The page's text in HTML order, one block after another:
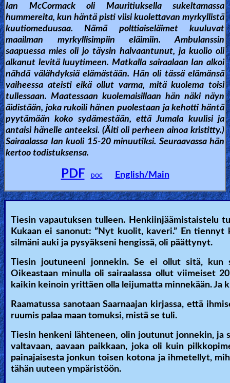
🎞
Godly
Movies
🎞
CBN
Videos
🎞
Kids
🎞
Worship
Music
Vids
for
New
Believers
Heaven
Ian McCormack oli Mauritiuksella sukeltamassa
hummereita, kun häntä pisti viisi kuolettavan myrkyllistä
kuutiomeduusaa. Nämä polttiaiseläimet kuuluvat
maailman myrkyllisimpiin eläimiin. Ambulanssin
saapuessa mies oli jo täysin halvaantunut, ja kuolio oli
alkanut levitä luuytimeen. Matkalla sairaalaan Ian alkoi
nähdä välähdyksiä elämästään. Hän oli tässä elämänsä
vaiheessa ateisti eikä ollut varma, mitä kuolema toisi
tullessaan. Maatessaan kuolemaisillaan hän näki näyn
äidistään, joka rukoili hänen puolestaan ja kehotti häntä
pyytämään koko sydämestään, että Jumala kuulisi ja
antaisi hänelle anteeksi. (Äiti oli perheen ainoa kristitty.)
Sairaalassa Ian kuoli 15-20 minuutiksi. Seuraavassa hän
kertoo todistuksensa.
PDF DOC English/Main
Tiesin vapautuksen tulleen. Henkiinjäämistaistelu
Kukaan ei sanonut: ”Nyt kuolit, kaveri.” En
silmäni auki ja pysyäkseni hengissä, oli päättynyt.
Tiesin joutuneeni jonnekin. Se ei ollut sitä, kun
Oikeastaan minulla oli sairaalassa ollut viimeiset
kaikin keinoin yrittäen olla leijumatta minnekään. Ja
Raamatussa sanotaan Saarnaajan kirjassa, että
ruumis palaa maan tomuksi, mistä se tuli.
Tiesin henkeni lähteneen, olin joutunut jonnekin,
valtavaan, aavaan paikkaan, joka oli kuin
painajaisesta jonkun toisen kotona ja ihmetellyt,
tähän uuteen ympäristöön.